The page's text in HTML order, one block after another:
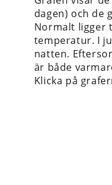
dagen) och de
Normalt ligger
temperatur. I
natten.
är både
Klicka på